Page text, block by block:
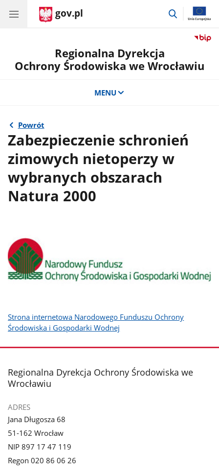
gov.pl
przejdź
Regionalna Dyrekcja
Ochrony Środowiska we Wrocławiu
MENU
Powrót
Zabezpieczenie schronień
zimowych nietoperzy w
wybranych obszarach
Natura 2000
Strona internetowa Narodowego Funduszu Ochrony
Środowiska i Gospodarki Wodnej
stopka
Regionalna Dyrekcja Ochrony Środowiska we
Wrocławiu
ADRES
Jana Długosza 68
51-162 Wrocław
NIP 897 17 47 119
Regon 020 86 06 26